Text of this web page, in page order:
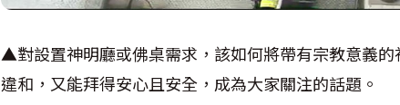
▲對設置神明廳或佛桌需求，該如何將帶有宗教意義
違和，又能拜得安心且安全，成為大家關注的話題。